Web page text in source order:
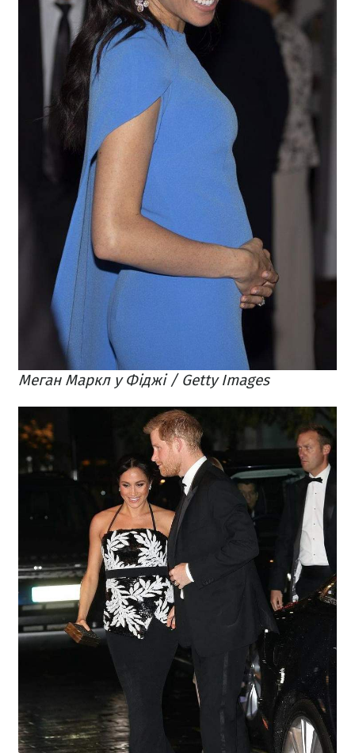
Меган Маркл у Фіджі / Getty Images